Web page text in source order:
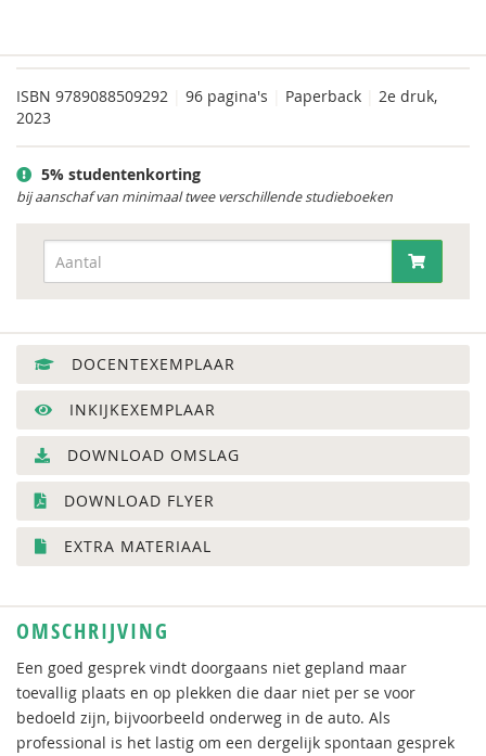
ISBN 9789088509292 96 pagina's Paperback
2e druk,
2023
5% studentenkorting
bij aanschaf van minimaal twee verschillende studieboeken
DOCENTEXEMPLAAR
INKIJKEXEMPLAAR
DOWNLOAD OMSLAG
DOWNLOAD FLYER
EXTRA MATERIAAL
OMSCHRIJVING
Een goed gesprek vindt doorgaans niet gepland maar
toevallig plaats en op plekken die daar niet per se voor
bedoeld zijn, bijvoorbeeld onderweg in de auto. Als
professional is het lastig om een dergelijk spontaan gesprek